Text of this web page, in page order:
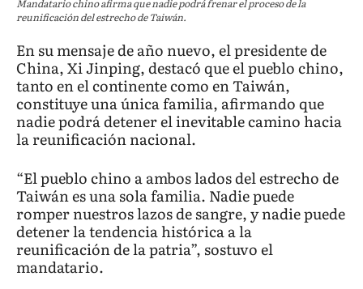
Mandatario chino afirma que nadie podrá frenar el proceso de la
reunificación del estrecho de Taiwán.
En su mensaje de año nuevo, el presidente de
China, Xi Jinping, destacó que el pueblo chino,
tanto en el continente como en Taiwán,
constituye una única familia, afirmando que
nadie podrá detener el inevitable camino hacia
la reunificación nacional.
“El pueblo chino a ambos lados del estrecho de
Taiwán es una sola familia. Nadie puede
romper nuestros lazos de sangre, y nadie puede
detener la tendencia histórica a la
reunificación de la patria”, sostuvo el
mandatario.